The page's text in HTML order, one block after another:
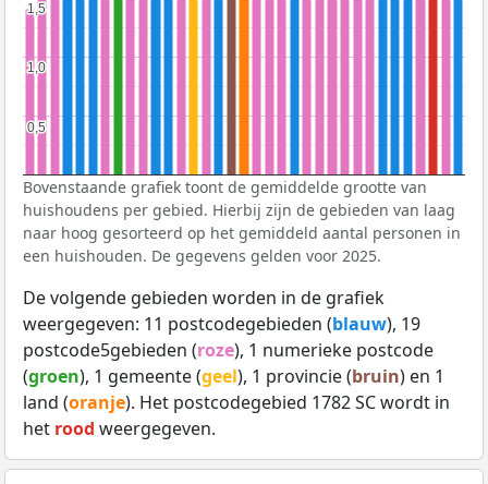
0,5
0,5
1,0
1,0
1,5
1,5
Bovenstaande grafiek toont de gemiddelde grootte van
huishoudens per gebied. Hierbij zijn de gebieden van laag
naar hoog gesorteerd op het gemiddeld aantal personen in
een huishouden. De gegevens gelden voor 2025.
De volgende gebieden worden in de grafiek
weergegeven: 11 postcodegebieden (blauw), 19
postcode5gebieden (roze), 1 numerieke postcode
(groen), 1 gemeente (geel), 1 provincie (bruin) en 1
land (oranje). Het postcodegebied 1782 SC wordt in
het rood weergegeven.